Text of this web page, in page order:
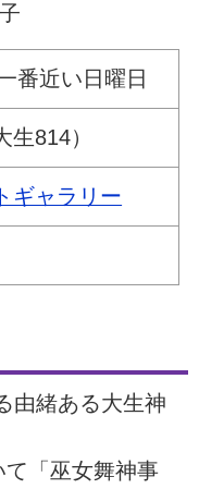
番近い日曜日
814）
ギャラリー
由緒ある大生神
「巫女舞神事